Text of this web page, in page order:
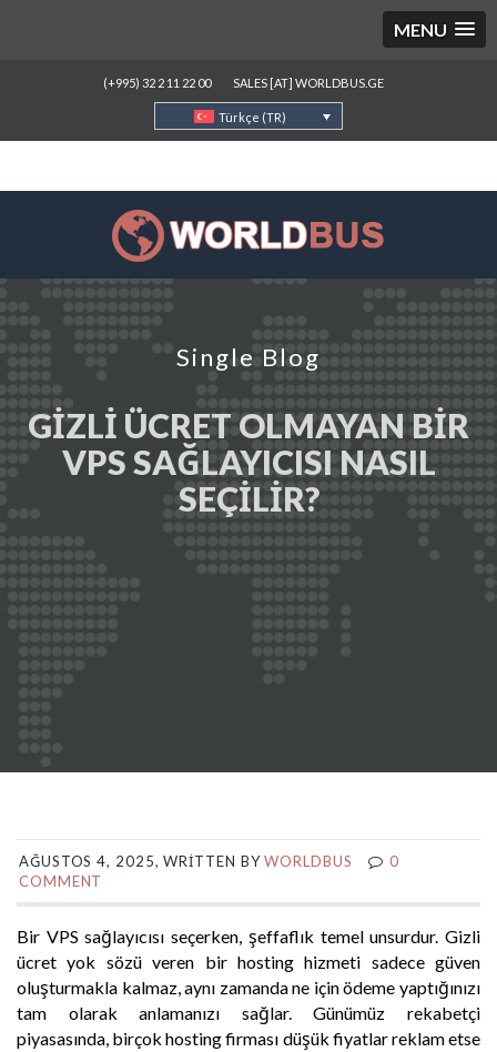
MENU
(+995) 32 2 11 22 00 SALES [AT] WORLDBUS.GE
Türkçe (TR)
Single Blog
GIZLI ÜCRET OLMAYAN BIR
VPS SAĞLAYICISI NASIL
SEÇILIR?
AĞUSTOS 4, 2025, WRITTEN BYWORLDBUS
0
COMMENT
Bir VPS sağlayıcısı seçerken, şeffaflık temel unsurdur. Gizli
ücret yok sözü veren bir hosting hizmeti sadece güven
oluşturmakla kalmaz, aynı zamanda ne için ödeme yaptığınızı
tam olarak anlamanızı sağlar. Günümüz rekabetçi
piyasasında, birçok hosting firması düşük fiyatlar reklam etse